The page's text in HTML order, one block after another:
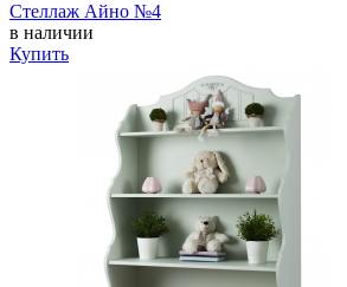
Стеллаж Айно №4
в наличии
Купить